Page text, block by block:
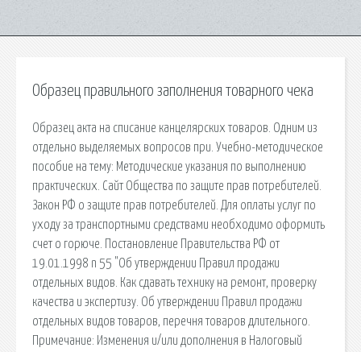
Образец правильного заполнения товарного чека
Образец акта на списание канцелярских товаров. Одним из
отдельно выделяемых вопросов при. Учебно-методическое
пособие на тему: Методические указания по выполнению
практических. Сайт Общества по защите прав потребителей.
Закон РФ о защите прав потребителей. Для оплаты услуг по
уходу за транспортными средствами необходимо оформить
счет о горюче. Постановление Правительства РФ от
19.01.1998 n 55 "Об утверждении Правил продажи
отдельных видов. Как сдавать технику на ремонт, проверку
качества и экспертизу. Об утверждении Правил продажи
отдельных видов товаров, перечня товаров длительного.
Примечание: Изменения и/или дополнения в Налоговый